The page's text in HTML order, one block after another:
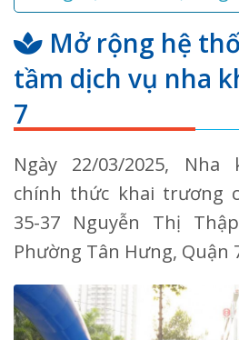
Mở rộng hệ
tầm dịch vụ nha
7
Ngày 22/03/2025,
chính thức khai trương
35-37 Nguyễn Thị
Phường Tân Hưng, Quận